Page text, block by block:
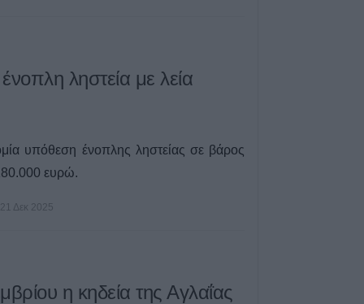
ληστεία με λεία
υπόθεση ένοπλης ληστείας σε βάρος
ευρώ.
21 Δεκ 2025
η κηδεία της Αγλαΐας